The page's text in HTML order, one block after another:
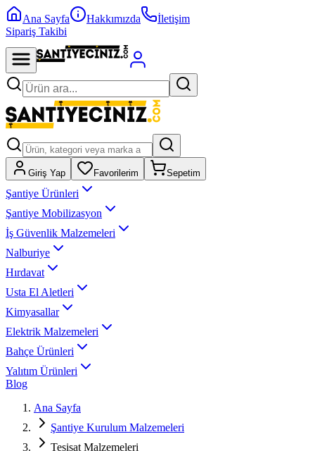
Ana Sayfa Hakkımızda
İletişim
Sipariş Takibi
Giriş Yap Favorilerim Sepetim
Şantiye Ürünleri
Şantiye Mobilizasyon
İş Güvenlik Malzemeleri
Nalburiye
Hırdavat
Usta El Aletleri
Kimyasallar
Elektrik Malzemeleri
Bahçe Ürünleri
Yalıtım Ürünleri
Blog
Ana Sayfa
Şantiye Kurulum Malzemeleri
Tesisat Malzemeleri